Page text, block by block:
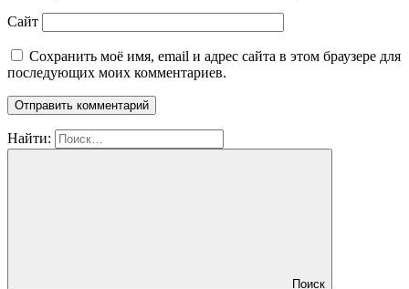
Сайт
Сохранить моё имя, email и адрес сайта в этом браузере для
последующих моих комментариев.
Найти:
Поиск